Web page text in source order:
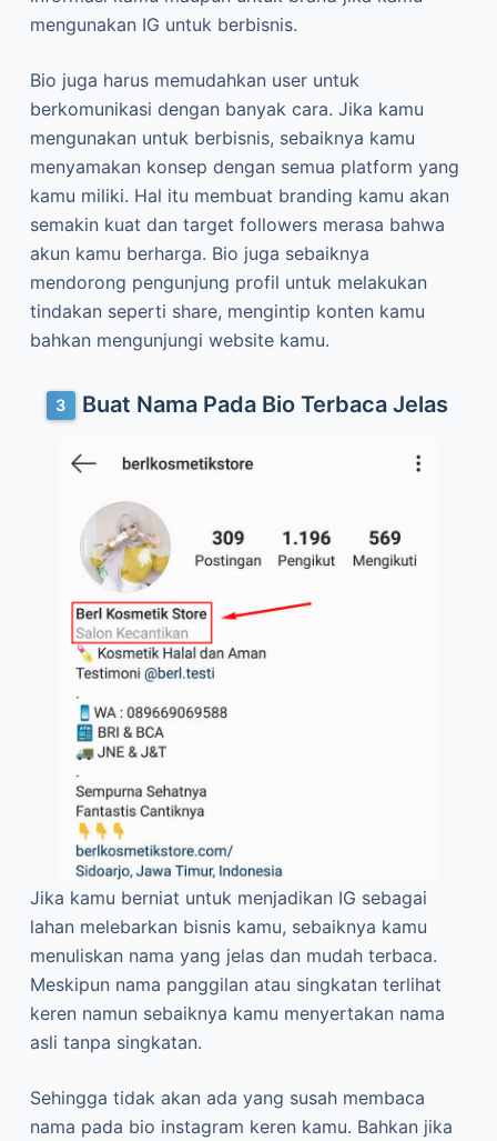
mengunakan IG untuk berbisnis.
Bio juga harus memudahkan user untuk
berkomunikasi dengan banyak cara. Jika kamu
mengunakan untuk berbisnis, sebaiknya kamu
menyamakan konsep dengan semua platform yang
kamu miliki. Hal itu membuat branding kamu akan
semakin kuat dan target followers merasa bahwa
akun kamu berharga. Bio juga sebaiknya
mendorong pengunjung profil untuk melakukan
tindakan seperti share, mengintip konten kamu
bahkan mengunjungi website kamu.
Buat Nama Pada Bio Terbaca Jelas
Jika kamu berniat untuk menjadikan IG sebagai
lahan melebarkan bisnis kamu, sebaiknya kamu
menuliskan nama yang jelas dan mudah terbaca.
Meskipun nama panggilan atau singkatan terlihat
keren namun sebaiknya kamu menyertakan nama
asli tanpa singkatan.
Sehingga tidak akan ada yang susah membaca
nama pada bio instagram keren kamu. Bahkan jika